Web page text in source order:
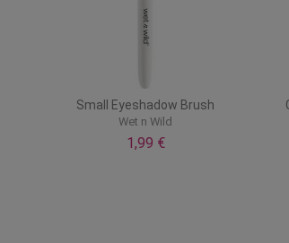
Small Eyeshadow Brush
Wet n Wild
1,99 €